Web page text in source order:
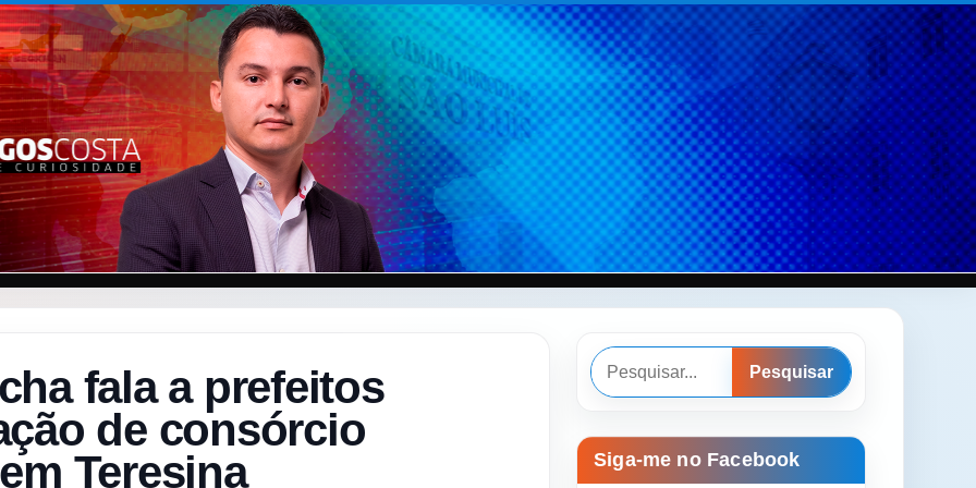
fala a prefeitos
de consórcio
Teresina
Pesquisar
Pesquisar
Siga-me no Facebook